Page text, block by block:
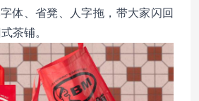
体、省凳、人字拖，带大家闪回
茶铺。